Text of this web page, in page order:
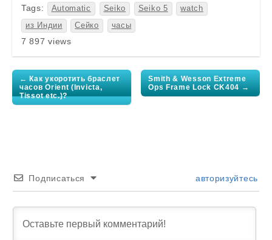
Tags: Automatic Seiko Seiko 5
watch
из Индии
Сейко часы
7 897 views
Post
navigation
← Как укоротить браслет
часов Orient (Invicta,
Tissot etc.)?
Smith & Wesson Extreme
Ops Frame Lock CK404 →
Подписаться авторизуйтесь